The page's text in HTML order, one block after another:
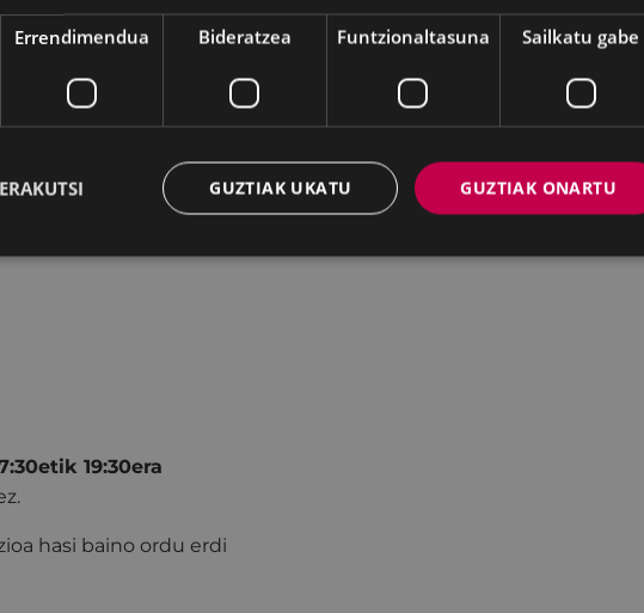
Hitzordu
.
Irene Soler, Irene
19:30era
hasi baino ordu erdi
Errendimendua Bideratzea Funtzionaltasuna Sailkatu gabe
GUZTIAK ONARTU
GUZTIAK UKATU